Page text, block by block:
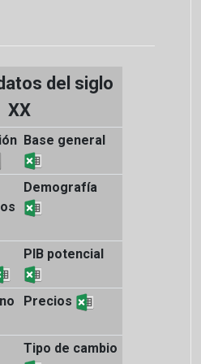
del siglo
XX
Base general
Demografía
PIB potencial
Precios
Tipo de cambio